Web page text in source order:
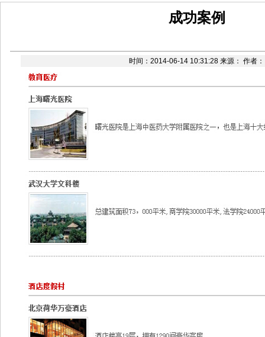
成功案例
时间：2014-06-14 10:31:28 来源： 作者：